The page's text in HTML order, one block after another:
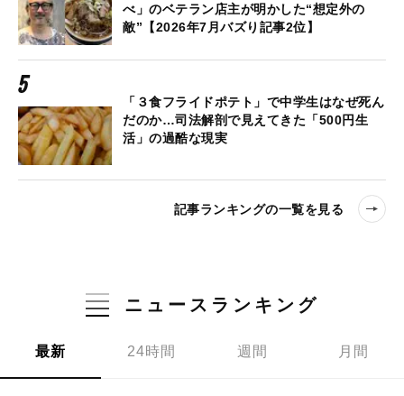
べ」のベテラン店主が明かした“想定外の
敵”【2026年7月バズり記事2位】
「３食フライドポテト」で中学生はなぜ死ん
だのか…司法解剖で見えてきた「500円生
活」の過酷な現実
記事ランキングの一覧を見る
ニュースランキング
最新 24時間 週間 月間